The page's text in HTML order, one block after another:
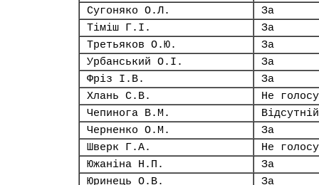
Сугоняко О.Л.
За
Тіміш Г.І.
За
Третьяков О.Ю.
За
Урбанський О.І.
За
Фріз І.В.
За
Хлань С.В.
Не
Чепинога В.М.
Відсутній
Черненко О.М.
За
Шверк Г.А.
Не
Южаніна Н.П.
За
Юринець О.В.
За